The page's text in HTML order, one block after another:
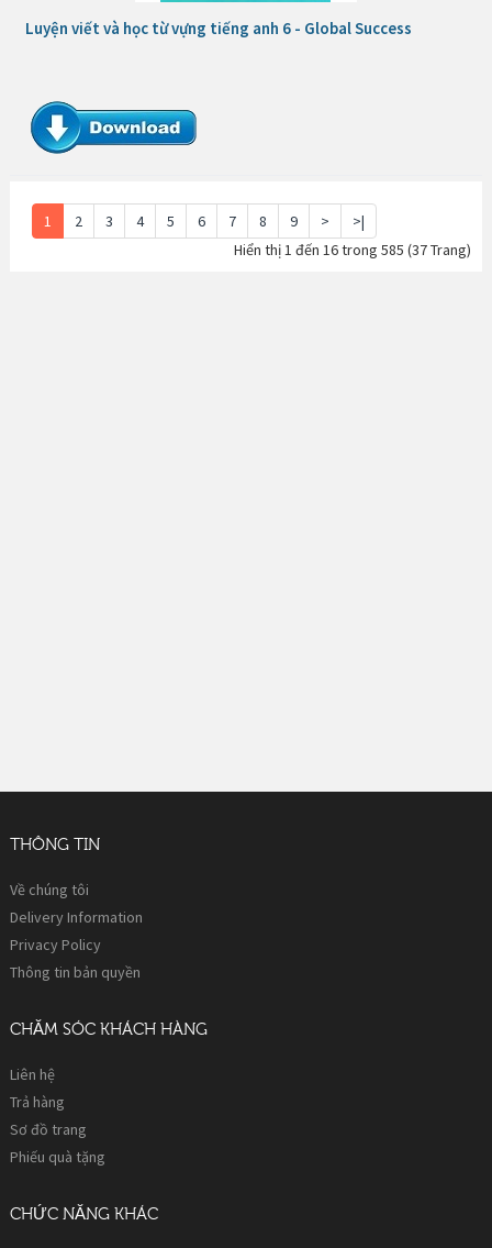
Luyện viết và học từ vựng tiếng anh 6 - Global Success
1 2 3 4 5 6 7 8 9 >
>|
Hiển thị 1 đến 16 trong 585 (37 Trang)
THÔNG TIN
Về chúng tôi
Delivery Information
Privacy Policy
Thông tin bản quyền
CHĂM SÓC KHÁCH HÀNG
Liên hệ
Trả hàng
Sơ đồ trang
Phiếu quà tặng
CHỨC NĂNG KHÁC